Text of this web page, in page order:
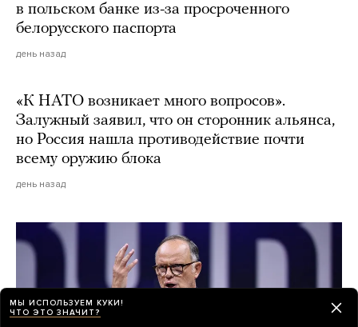
в польском банке из-за просроченного
белорусского паспорта
день назад
«К НАТО возникает много вопросов».
Залужный заявил, что он сторонник альянса,
но Россия нашла противодействие почти
всему оружию блока
день назад
МЫ ИСПОЛЬЗУЕМ КУКИ!
ЧТО ЭТО ЗНАЧИТ?